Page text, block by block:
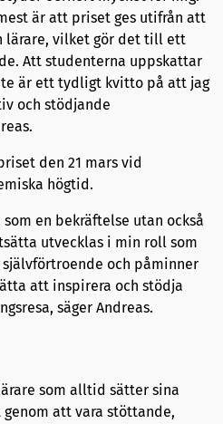
är att priset ges utifrån att
lärare, vilket gör det till ett
Att studenterna uppskattar
är ett tydligt kvitto på att jag
och stödjande
den 21 mars vid
högtid.
en bekräftelse utan också
utvecklas i min roll som
och påminner
att inspirera och stödja
säger Andreas.
som alltid sätter sina
att vara stöttande,